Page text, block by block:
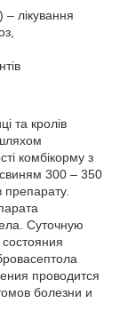
– лікування
та кролів
комбікорму з
300 – 350
препарату.
Суточную
проводится
болезни и